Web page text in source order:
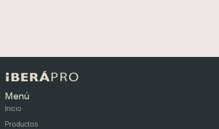
Menú
Inicio
Productos